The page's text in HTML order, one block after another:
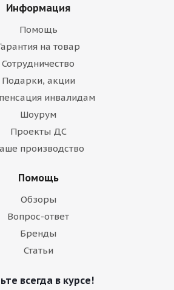
Информация
Помощь
на товар
Сотрудничество
Подарки, акции
инвалидам
Шоурум
Проекты ДС
производство
Помощь
Обзоры
Вопрос-ответ
Бренды
Статьи
всегда в курсе!